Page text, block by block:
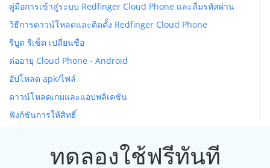
คู่มือการเข้าสู่ระบบ Redfinger Cloud Phone และลืมรหัสผ่าน
วิธีการดาวน์โหลดและติดตั้ง Redfinger Cloud Phone
รีบูต รีเซ็ต เปลี่ยนชื่อ
ต่ออายุ Cloud Phone - Android
อัปโหลด apk/ไฟล์
ดาวน์โหลดเกมและแอปพลิเคชัน
ฟังก์ชันการให้สิทธิ์
ทดลองใช้ฟรีทันที